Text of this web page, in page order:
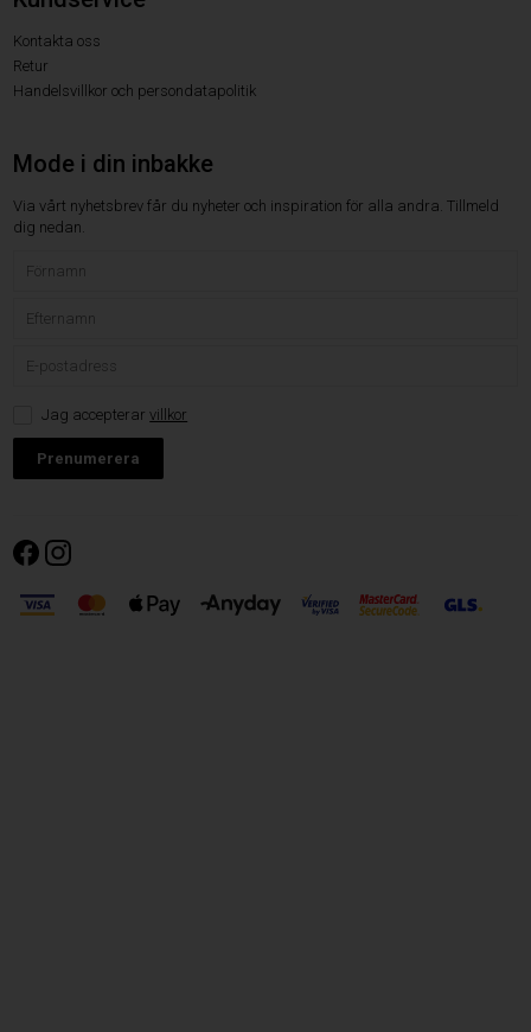
Kontakta oss
Retur
Handelsvillkor och persondatapolitik
Mode i din inbakke
Via vårt nyhetsbrev får du nyheter och inspiration för alla andra. Tillmeld
dig nedan.
Jag accepterarvillkor